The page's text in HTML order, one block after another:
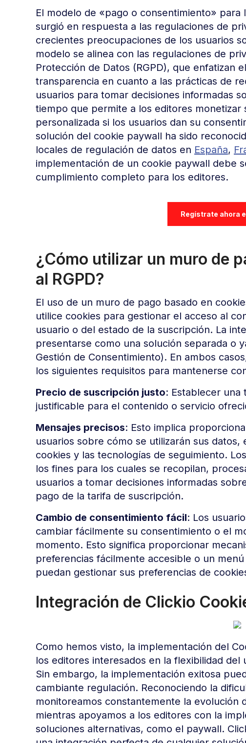
El modelo de «pago o consentimiento»
surgió en respuesta a las regulaciones de
crecientes preocupaciones de los usuarios
modelo se alinea con las regulaciones de
Protección de Datos (RGPD), que enfatizan
transparencia en cuanto a las prácticas de
usuarios para tomar decisiones informadas
tiempo que permite a los editores
personalizada si los usuarios dan su
solución del cookie paywall ha sido
locales de regulación de datos en España,
implementación de un cookie paywall debe
cumplimiento completo para los editores.
Regístrate ahora
¿Cómo utilizar un muro de
al RGPD?
El uso de un muro de pago basado en
utilice cookies para gestionar el acceso al
usuario o del estado de la suscripción. La
presentarse como una solución separada o
Gestión de Consentimiento). En ambos
los siguientes requisitos para mantenerse
Precio de suscripción justo: Establecer una
justificable para el contenido o servicio
Mensajes precisos: Esto implica
usuarios sobre cómo se utilizarán sus
cookies y las tecnologías de seguimiento.
los fines para los cuales se recopilan,
usuarios a tomar decisiones informadas
pago de la tarifa de suscripción.
Cambio de consentimiento fácil: Los
cambiar fácilmente su consentimiento o el
momento. Esto significa proporcionar
preferencias fácilmente accesible o un
puedan gestionar sus preferencias de
Integración de Clickio
Como hemos visto, la implementación del
los editores interesados en la flexibilidad del
Sin embargo, la implementación exitosa
cambiante regulación. Reconociendo la
monitoreamos constantemente la evolución
mientras apoyamos a los editores con la
soluciones alternativas, como el paywall.